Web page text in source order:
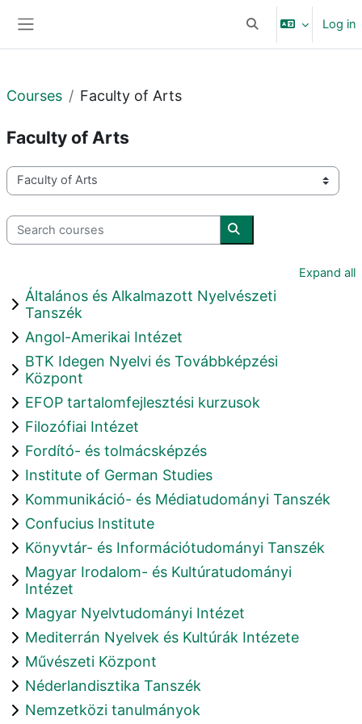
Toggle search input
Log in
Courses Faculty of Arts
Faculty of Arts
Course categories
Search courses
Search courses
Expand all
Általános és Alkalmazott Nyelvészeti
Tanszék
Angol-Amerikai Intézet
BTK Idegen Nyelvi és Továbbképzési
Központ
EFOP tartalomfejlesztési kurzusok
Filozófiai Intézet
Fordító- és tolmácsképzés
Institute of German Studies
Kommunikáció- és Médiatudományi Tanszék
Confucius Institute
Könyvtár- és Információtudományi Tanszék
Magyar Irodalom- és Kultúratudományi
Intézet
Magyar Nyelvtudományi Intézet
Mediterrán Nyelvek és Kultúrák Intézete
Művészeti Központ
Néderlandisztika Tanszék
Nemzetközi tanulmányok